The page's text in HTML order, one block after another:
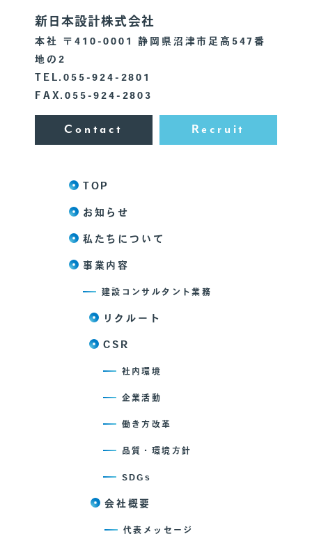
新日本設計株式会社
本社 〒410-0001 静岡県沼津市足高547番
地の2
TEL.055-924-2801
FAX.055-924-2803
Contact Recruit
TOP
お知らせ
私たちについて
事業内容
建設コンサルタント業務
リクルート
CSR
社内環境
企業活動
働き方改革
品質・環境方針
SDGs
会社概要
代表メッセージ